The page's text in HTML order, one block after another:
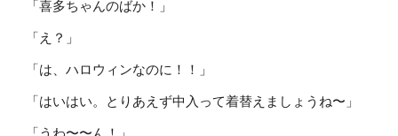
「喜多ちゃんのばか！」
「え？」
「は、ハロウィンなのに！！」
「はいはい。とりあえず中入って着替えましょうね〜」
「うわ〜〜ん！」